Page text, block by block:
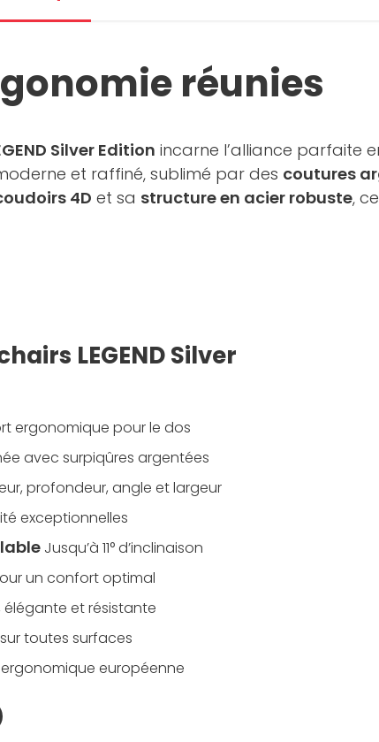
réunies
Silver Edition incarne l’alliance parfaite
et raffiné, sublimé par des coutures
4D et sa structure en acier robuste,
LEGEND Silver
ergonomique pour le dos
avec surpiqûres argentées
profondeur, angle et largeur
exceptionnelles
Jusqu’à 11° d’inclinaison
un confort optimal
élégante et résistante
toutes surfaces
européenne